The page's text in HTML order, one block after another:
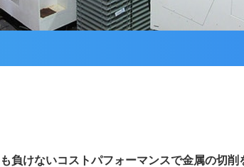
負けないコストパフォーマンスで金属の切削